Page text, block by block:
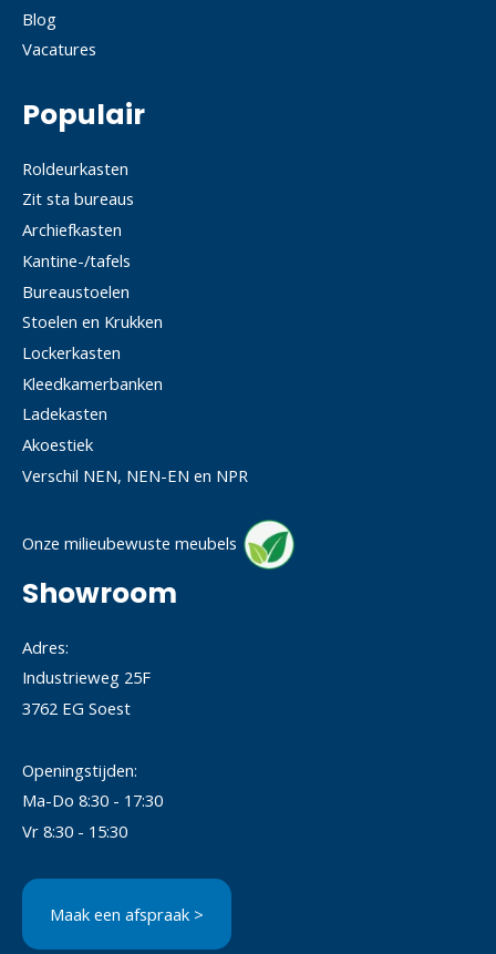
Blog
Vacatures
Populair
Roldeurkasten
Zit sta bureaus
Archiefkasten
Kantine-/tafels
Bureaustoelen
Stoelen en Krukken
Lockerkasten
Kleedkamerbanken
Ladekasten
Akoestiek
Verschil NEN, NEN-EN en NPR
Onze milieubewuste meubels
Showroom
Adres:
Industrieweg 25F
3762 EG Soest
Openingstijden:
Ma-Do 8:30 - 17:30
Vr 8:30 - 15:30
Maak een afspraak >